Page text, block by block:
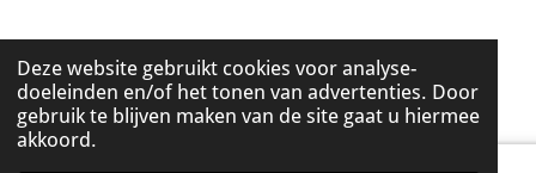
Deze website gebruikt cookies voor analyse-
doeleinden en/of het tonen van advertenties. Door
gebruik te blijven maken van de site gaat u hiermee
akkoord.